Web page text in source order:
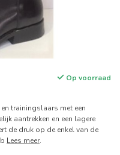
Op voorraad
trainingslaars met een
aantrekken en een lagere
de druk op de enkel van de
Lees meer.